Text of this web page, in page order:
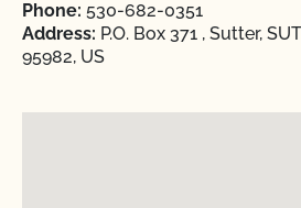
Phone: 530-682-0351
Address: P.O. Box 371 , Sutter,
95982, US